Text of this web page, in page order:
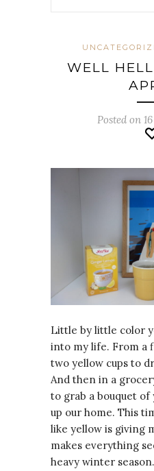
WELL
Posted on
Little by little color
into my life. From a
two yellow cups to
And then in a
to grab a bouquet
up our home. This
like yellow is giving
makes everything
heavy winter